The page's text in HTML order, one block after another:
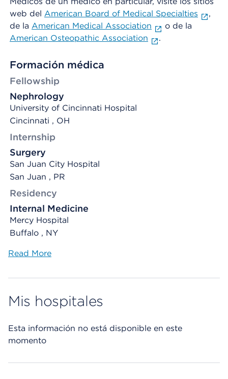
web del American Board of Medical Specialties
,
de la American Medical Association
o de la
American Osteopathic Association
.
Formación médica
Fellowship
Nephrology
University of Cincinnati Hospital
Cincinnati , OH
Internship
Surgery
San Juan City Hospital
San Juan , PR
Residency
Internal Medicine
Mercy Hospital
Buffalo , NY
Read More
Mis hospitales
Esta información no está disponible en este
momento